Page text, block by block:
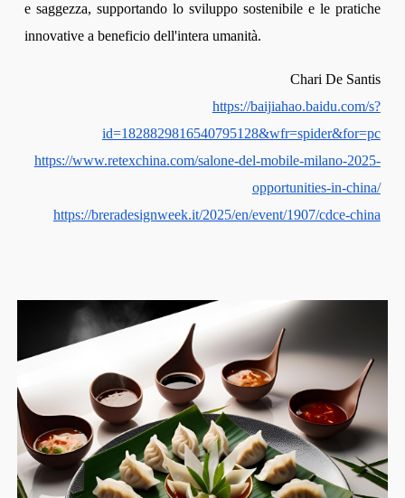
e saggezza, supportando lo sviluppo sostenibile e le pratiche
innovative a beneficio dell'intera umanità.
Chari De Santis
https://baijiahao.baidu.com/s?
id=1828829816540795128&wfr=spider&for=pc
https://www.retexchina.com/salone-del-mobile-milano-2025-
opportunities-in-china/
https://breradesignweek.it/2025/en/event/1907/cdce-china